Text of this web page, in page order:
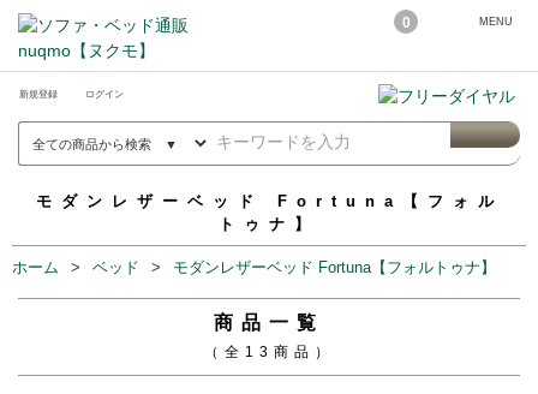
0 MENU
新規登録 ログイン
モダンレザーベッド Fortuna【フォル
トゥナ】
ホーム ベッド モダンレザーベッド Fortuna【フォルトゥナ】
商品一覧
（全13商品）